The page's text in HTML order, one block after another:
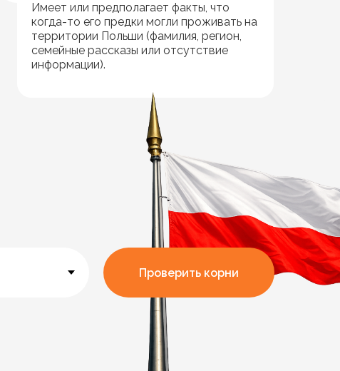
Имеет или предполагает факты, что
когда-то его предки могли проживать на
территории Польши (фамилия, регион,
семейные рассказы или отсутствие
информации).
Проверить корни